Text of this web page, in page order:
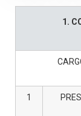
1.
1